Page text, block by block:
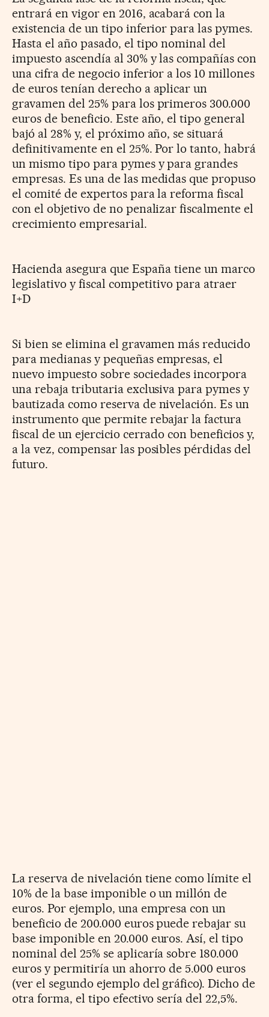
entrará en vigor en 2016, acabará con la
existencia de un tipo inferior para las pymes.
Hasta el año pasado, el tipo nominal del
impuesto ascendía al 30% y las compañías con
una cifra de negocio inferior a los 10 millones
de euros tenían derecho a aplicar un
gravamen del 25% para los primeros 300.000
euros de beneficio. Este año, el tipo general
bajó al 28% y, el próximo año, se situará
definitivamente en el 25%. Por lo tanto, habrá
un mismo tipo para pymes y para grandes
empresas. Es una de las medidas que propuso
el comité de expertos para la reforma fiscal
con el objetivo de no penalizar fiscalmente el
crecimiento empresarial.
Hacienda asegura que España tiene un marco
legislativo y fiscal competitivo para atraer
I+D
Si bien se elimina el gravamen más reducido
para medianas y pequeñas empresas, el
nuevo impuesto sobre sociedades incorpora
una rebaja tributaria exclusiva para pymes y
bautizada como reserva de nivelación. Es un
instrumento que permite rebajar la factura
fiscal de un ejercicio cerrado con beneficios y,
a la vez, compensar las posibles pérdidas del
futuro.
La reserva de nivelación tiene como límite el
10% de la base imponible o un millón de
euros. Por ejemplo, una empresa con un
beneficio de 200.000 euros puede rebajar su
base imponible en 20.000 euros. Así, el tipo
nominal del 25% se aplicaría sobre 180.000
euros y permitiría un ahorro de 5.000 euros
(ver el segundo ejemplo del gráfico). Dicho de
otra forma, el tipo efectivo sería del 22,5%.